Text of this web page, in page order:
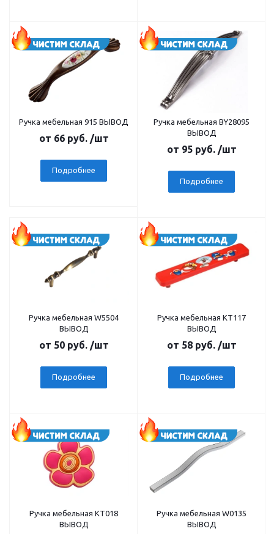
Ручка мебельная 915 ВЫВОД
от 66 руб. /шт
Подробнее
Ручка мебельная BY28095
ВЫВОД
от 95 руб. /шт
Подробнее
Ручка мебельная W5504
ВЫВОД
от 50 руб. /шт
Подробнее
Ручка мебельная КТ117
ВЫВОД
от 58 руб. /шт
Подробнее
Ручка мебельная КТ018
ВЫВОД
Ручка мебельная W0135
ВЫВОД